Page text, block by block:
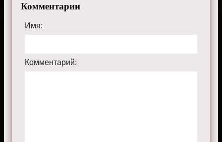
Комментарии
Имя:
Комментарий: